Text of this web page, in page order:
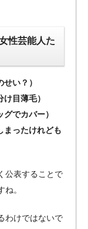
性芸能人た
い？）
目薄毛）
でカバー）
まったけれども
公表することで
。
わけではないで